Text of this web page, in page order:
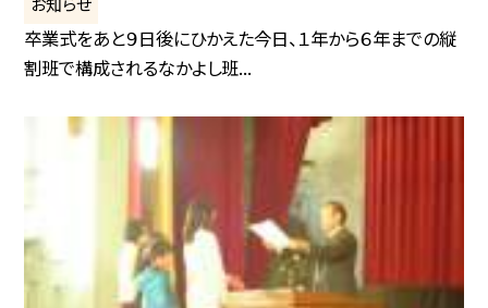
卒業式をあと９日後にひかえた今日、１年から６年までの縦
割班で構成されるなかよし班...